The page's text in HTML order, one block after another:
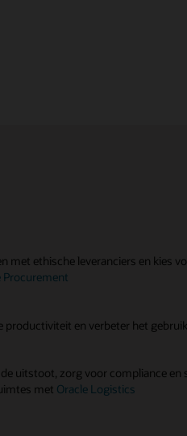
met ethische leveranciers en kies
Procurement
productiviteit en verbeter het
uitstoot, zorg voor compliance
met Oracle Logistics